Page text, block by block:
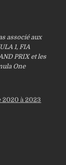
associé aux
1, FIA
PRIX et les
One
2020 à 2023